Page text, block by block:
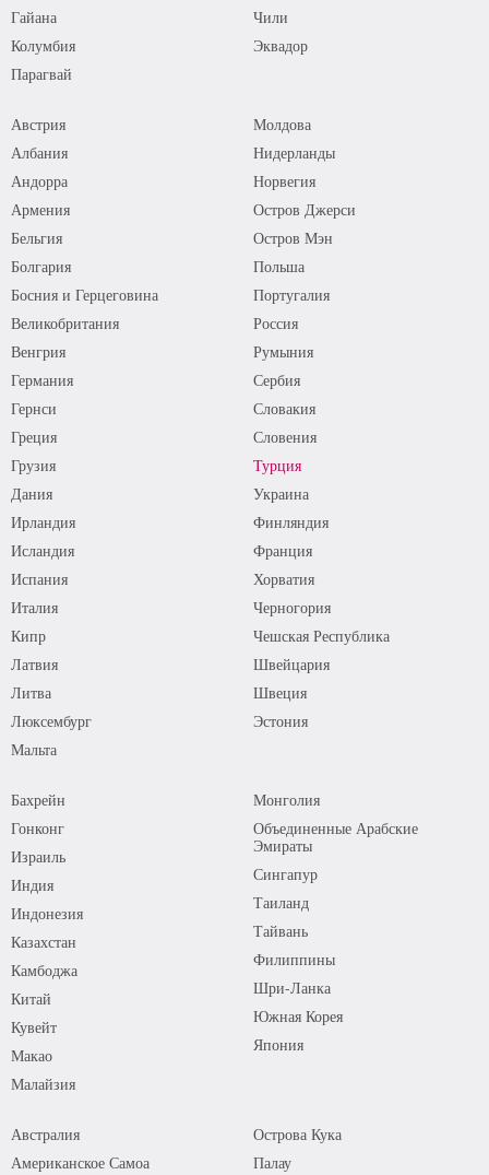
Гайана
Колумбия
Парагвай
Чили
Эквадор
Австрия
Албания
Андорра
Армения
Бельгия
Болгария
Босния и Герцеговина
Великобритания
Венгрия
Германия
Гернси
Греция
Грузия
Дания
Ирландия
Исландия
Испания
Италия
Кипр
Латвия
Литва
Люксембург
Мальта
Молдова
Нидерланды
Норвегия
Остров Джерси
Остров Мэн
Польша
Португалия
Россия
Румыния
Сербия
Словакия
Словения
Турция
Украина
Финляндия
Франция
Хорватия
Черногория
Чешская Республика
Швейцария
Швеция
Эстония
Бахрейн
Гонконг
Израиль
Индия
Индонезия
Казахстан
Камбоджа
Китай
Кувейт
Макао
Малайзия
Монголия
Объединенные Арабские
Эмираты
Сингапур
Таиланд
Тайвань
Филиппины
Шри-Ланка
Южная Корея
Япония
Австралия
Американское Самоа
Острова Кука
Палау